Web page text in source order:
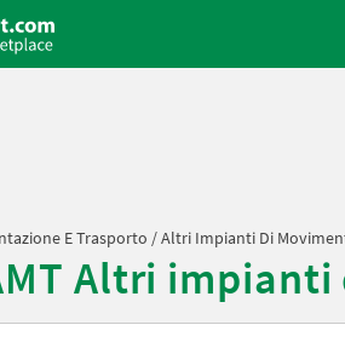
E Trasporto /Altri Impianti Di
Altri
su Landwirt.com